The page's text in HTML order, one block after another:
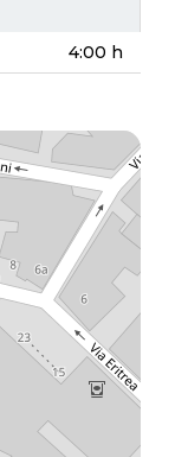
4:00 h